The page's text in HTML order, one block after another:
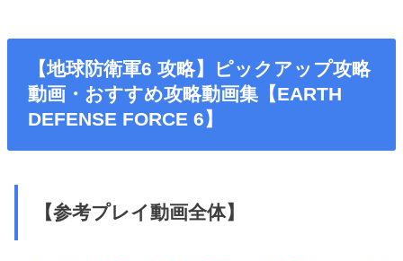
【地球防衛軍6 攻略】ピックアップ攻略
動画・おすすめ攻略動画集【EARTH
DEFENSE FORCE 6】
【参考プレイ動画全体】